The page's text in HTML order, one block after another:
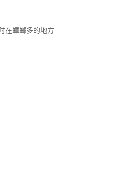
在蟑螂多的地方